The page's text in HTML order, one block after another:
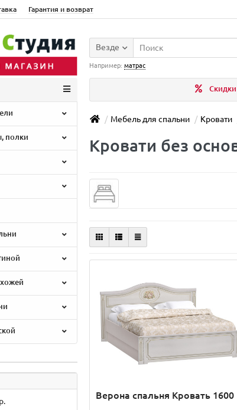
Гарантия и возврат
Везде
Например: матрас
Скидки
полки
Мебель для спальни Кровати
р.
Кровати без
Верона спальня Кровать 1600